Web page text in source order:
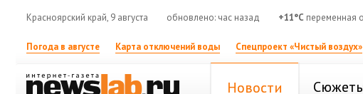
Красноярский край, 9 августа обновлено: час назад +11°C переменная
Погода в августе Карта отключений воды Спецпроект «Чистый воздух»
Новости